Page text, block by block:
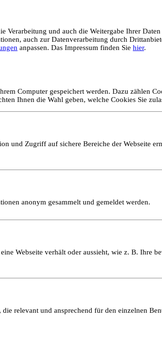
und auch die Weitergabe Ihrer
auch zur Datenverarbeitung durch
anpassen. Das Impressum finden Sie hier.
Computer gespeichert werden. Dazu zählen
Ihnen die Wahl geben, welche Cookies Sie
und Zugriff auf sichere Bereiche der Webseite
anonym gesammelt und gemeldet werden.
Webseite verhält oder aussieht, wie z. B. Ihre
relevant und ansprechend für den einzelnen